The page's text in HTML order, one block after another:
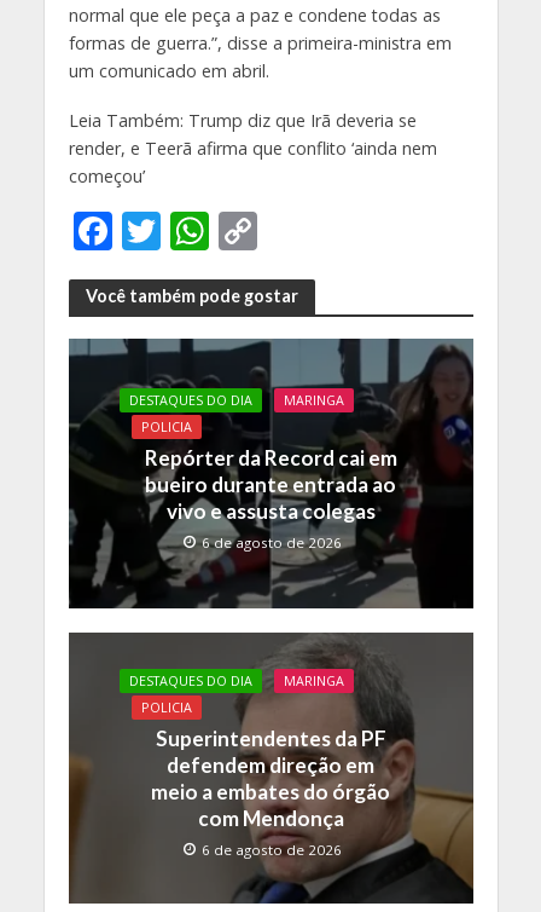
normal que ele peça a paz e condene todas as
formas de guerra.”, disse a primeira-ministra em
um comunicado em abril.
Leia Também: Trump diz que Irã deveria se
render, e Teerã afirma que conflito ‘ainda nem
começou’
F
ac
e
b
o
o
k
T
w
itt
er
W
h
at
s
A
p
p
C
o
p
y
Li
n
k
Você também pode gostar
DESTAQUES DO DIA
MARINGA
POLICIA
Repórter da Record cai em
bueiro durante entrada ao
vivo e assusta colegas
6 de agosto de 2026
DESTAQUES DO DIA
MARINGA
POLICIA
Superintendentes da PF
defendem direção em
meio a embates do órgão
com Mendonça
6 de agosto de 2026